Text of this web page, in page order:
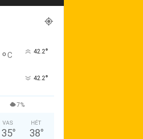
°C 42.2°
42.2°
7%
VAS
35°
HÉT
38°